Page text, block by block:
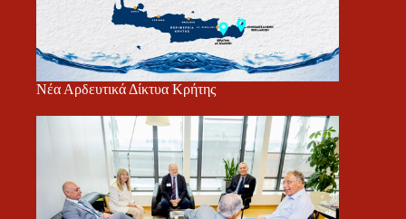
Νέα Αρδευτικά Δίκτυα Κρήτης